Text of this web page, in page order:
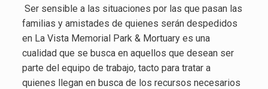
Ser sensible a las situaciones por las que pasan las
familias y amistades de quienes serán despedidos
en La Vista Memorial Park & Mortuary es una
cualidad que se busca en aquellos que desean ser
parte del equipo de trabajo, tacto para tratar a
quienes llegan en busca de los recursos necesarios